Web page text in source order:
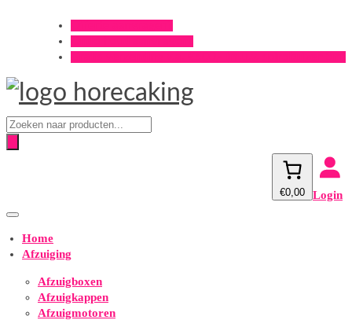
Producten
zoeken
€0,00 Login
Home
Afzuiging
Afzuigboxen
Afzuigkappen
Afzuigmotoren